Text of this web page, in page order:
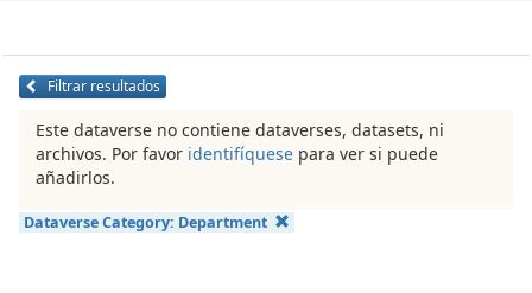
Filtrar resultados
Este dataverse no contiene dataverses, datasets, ni
archivos. Por favor identifíquese para ver si puede
añadirlos.
Dataverse Category: Department